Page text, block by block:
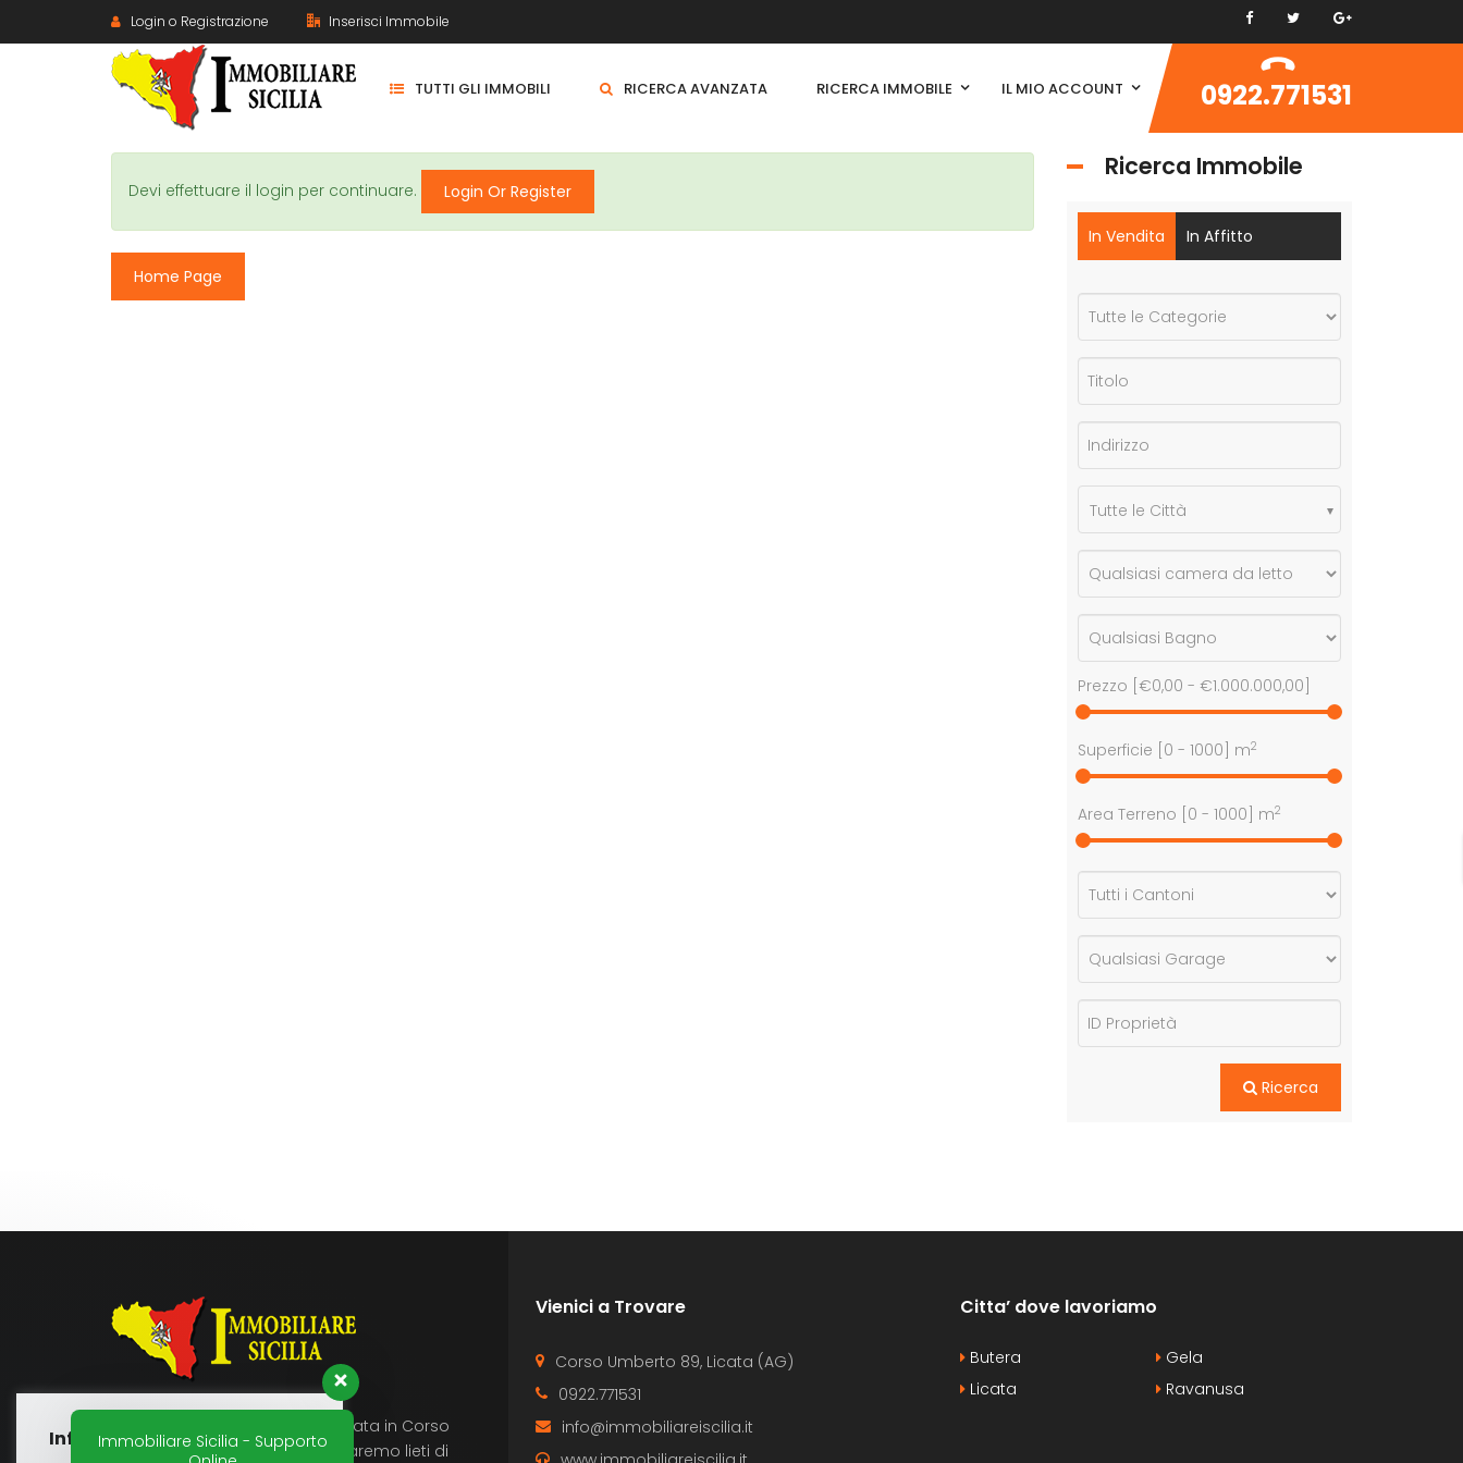
Login o Registrazione Inserisci Immobile
TUTTI GLI IMMOBILI RICERCA AVANZATA RICERCA IMMOBILE IL MIO ACCOUNT 0922.771531
Devi effettuare il login per continuare. Login Or Register
Home Page
Ricerca Immobile
In Vendita In Affitto
Tutte le Città
Prezzo [ €0,00 - €1.000.000,00
Superficie [ 0 - 1000 ] m2
Area Terreno [ 0 - 1000 ] m2
Ricerca
Immobiliare Sicilia si trova a Licata in Corso
Umberto 89, vienici a trovare saremo lieti di
Vienici a Trovare
Corso Umberto 89, Licata (AG)
0922.771531
info@immobiliareiscilia.it
Citta’ dove lavoriamo
Butera
Gela
Licata
Ravanusa
Informativa Cookies
Immobiliare Sicilia - Supporto